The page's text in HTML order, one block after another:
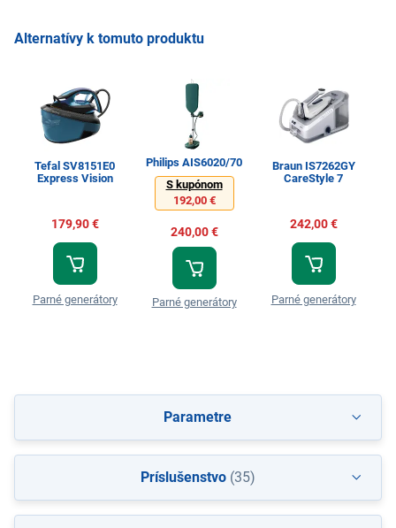
Alternatívy k tomuto produktu
Tefal SV8151E0
Express Vision
179,90 €
Parné generátory
Philips AIS6020/70
S kupónom
192,00 €
240,00 €
Parné generátory
Braun IS7262GY
CareStyle 7
242,00 €
Parné generátory
Parametre
Príslušenstvo(35)